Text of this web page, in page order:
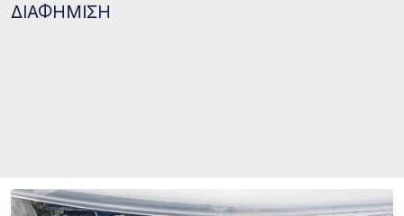
ΔΙΑΦΗΜΙΣΗ